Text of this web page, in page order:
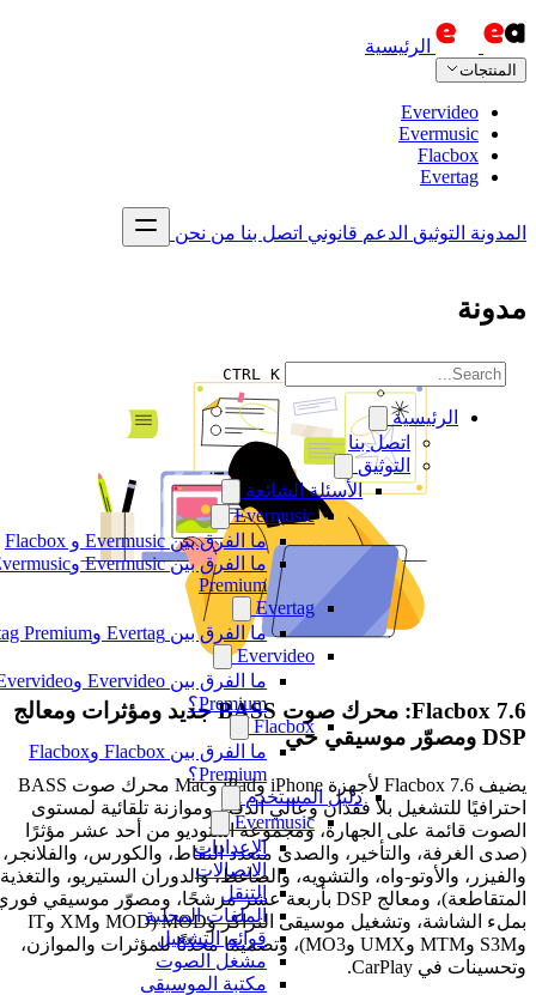
الرئيسية
المنتجات
Evervideo
Evermusic
Flacbox
Evertag
المدونة التوثيق الدعم قانوني اتصل بنا من نحن
CTRL K
الرئيسية
اتصل بنا
التوثيق
الأسئلة الشائعة
Evermusic
ما الفرق بين Evermusic و Flacbox
ما الفرق بين Evermusic وEvermusic
Premium
Evertag
ما الفرق بين Evertag وEvertag Premium
Evervideo
ما الفرق بين Evervideo وEvervideo
Premium؟
Flacbox
ما الفرق بين Flacbox وFlacbox
Premium؟
دليل المستخدم
Evermusic
الإعدادات
الاتصالات
التنقل
الملفات المحلية
قوائم التشغيل
مشغل الصوت
مكتبة الموسيقى
مدونة
Flacbox 7.6: محرك صوت BASS جديد ومؤثرات ومعالج
DSP ومصوّر موسيقي حي
يضيف Flacbox 7.6 لأجهزة iPhone وiPad وMac محرك صوت BASS
احترافيًا للتشغيل بلا فقدان وعالي الدقة، وموازنة تلقائية لمستوى
الصوت قائمة على الجهارة، ومجموعة استوديو من أحد عشر مؤثرًا
(صدى الغرفة، والتأخير، والصدى متعدد النقاط، والكورس، والفلانجر،
والفيزر، والأوتو-واه، والتشويه، والضاغط، والدوران الستيريو، والتغذية
المتقاطعة)، ومعالج DSP بأربعة عشر مرشحًا، ومصوّر موسيقي فوري
بملء الشاشة، وتشغيل موسيقى التراكر وMOD (MOD وXM وIT
وS3M وMTM وUMX وMO3)، وتصميمًا محدّثًا للمؤثرات والموازن،
وتحسينات في CarPlay.